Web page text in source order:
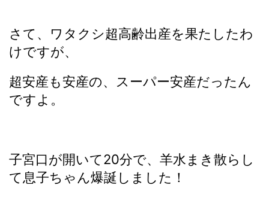
さて、ワタクシ超高齢出産を果たしたわ
けですが、
超安産も安産の、スーパー安産だったん
ですよ。
子宮口が開いて20分で、羊水まき散らし
て息子ちゃん爆誕しました！